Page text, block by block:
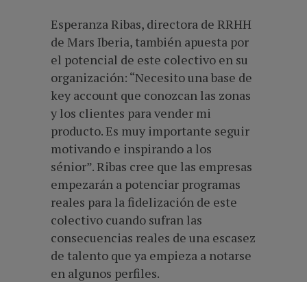
Esperanza Ribas, directora de RRHH
de Mars Iberia, también apuesta por
el potencial de este colectivo en su
organización: “Necesito una base de
key account que conozcan las zonas
y los clientes para vender mi
producto. Es muy importante seguir
motivando e inspirando a los
sénior”. Ribas cree que las empresas
empezarán a potenciar programas
reales para la fidelización de este
colectivo cuando sufran las
consecuencias reales de una escasez
de talento que ya empieza a notarse
en algunos perfiles.